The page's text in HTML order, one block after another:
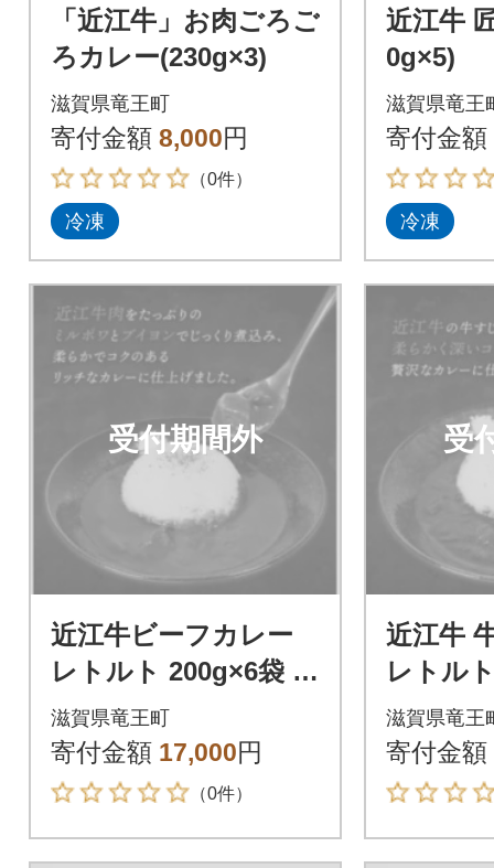
「近江牛」お肉ごろご
ろカレー(230g×3)
滋賀県竜王町
寄付金額 8,000円
（0件）
冷凍
近江牛
0g×5)
滋賀県竜王
寄付金額
冷凍
受付期間外
近江牛ビーフカレー
レトルト 200g×6袋 中
辛 湯せん
滋賀県竜王町
寄付金額 17,000円
（0件）
受
近江牛
レトル
辛 湯せ
滋賀県竜王
寄付金額